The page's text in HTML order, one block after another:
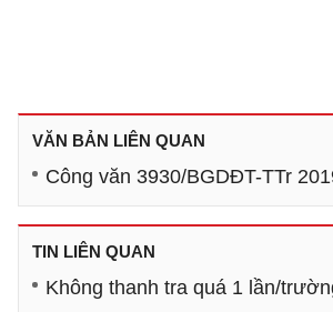
VĂN BẢN LIÊN QUAN
Công văn 3930/BGDĐT-TTr
TIN LIÊN QUAN
Không thanh tra quá 1 lần/